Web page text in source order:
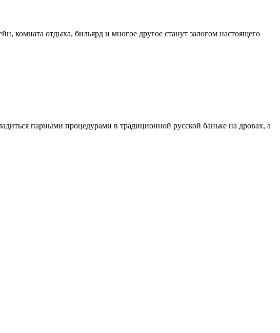
комната отдыха, бильярд и многое другое станут залогом настоящего
парными процедурами в традиционной русской баньке на дровах, а